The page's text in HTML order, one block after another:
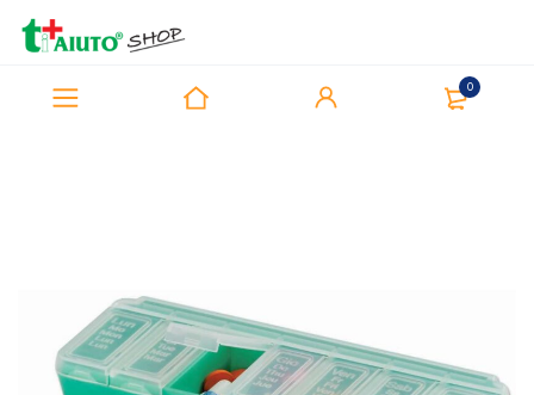
0
Home PillolBox PillolBox® COMPACT